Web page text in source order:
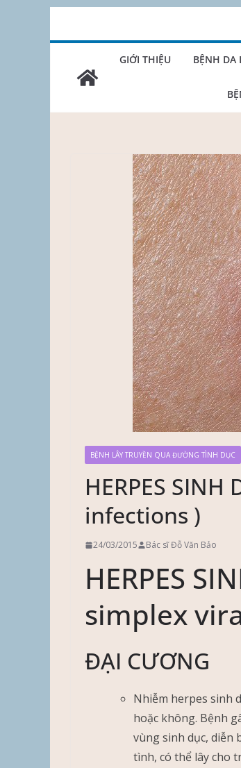
GIỚI THIỆU BỆNH DA
BỆNH LÂY TRUYỀN QUA ĐƯỜNG TÌNH DỤC
HERPES
infections )
24/03/2015 Bác sĩ Đỗ Văn Bảo
HERPES
simplex
ĐẠI CƯƠNG
Nhiễm herpes sinh
hoặc không. Bệnh
vùng sinh dục, diễn
tình, có thể lây cho